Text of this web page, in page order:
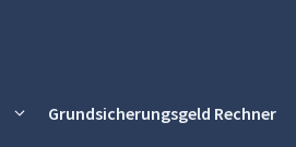
Grundsicherungsgeld Rechner